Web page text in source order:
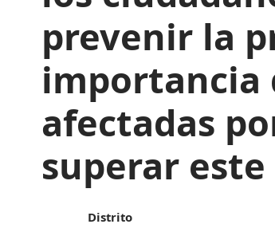
prevenir la
importancia
afectadas
superar
Distrito